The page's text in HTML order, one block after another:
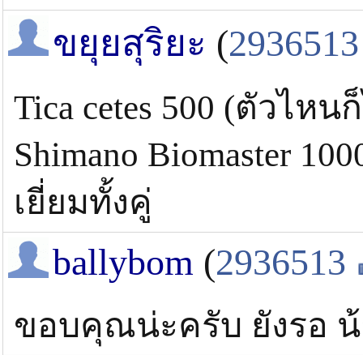
ขยุยสุริยะ (2936513
Tica cetes 500 (ตัวไหน
Shimano Biomaster
เยี่ยมทั้งคู่
ballybom (2936513
ขอบคุณน่ะครับ ยังรอ